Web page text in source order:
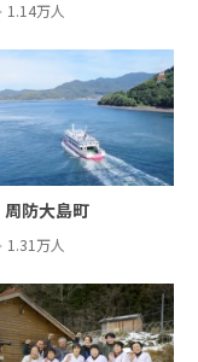
1.14万人
周防大島町
1.31万人